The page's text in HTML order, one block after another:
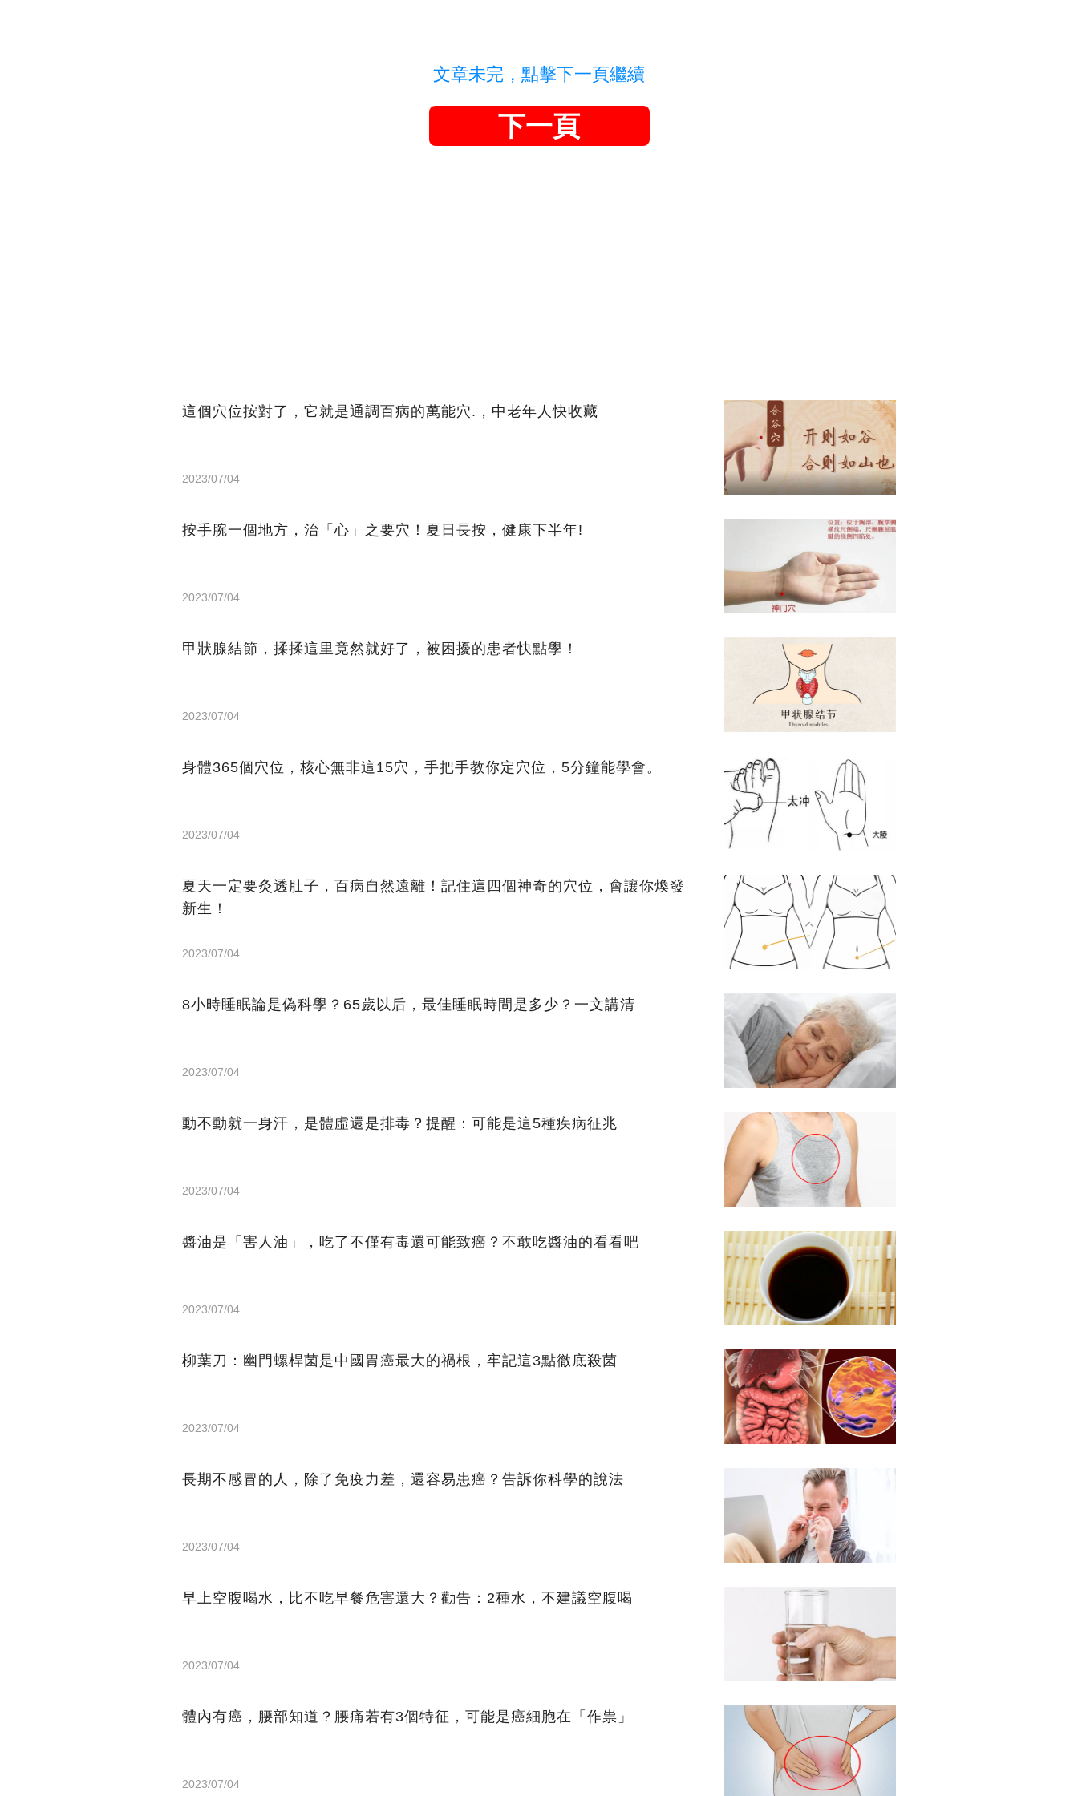
文章未完，點擊下一頁繼續
下一頁
這個穴位按對了，它就是通調百病的萬能穴.，中老年人快收藏
2023/07/04
按手腕一個地方，治「心」之要穴！夏日長按，健康下半年!
2023/07/04
甲狀腺結節，揉揉這里竟然就好了，被困擾的患者快點學！
2023/07/04
身體365個穴位，核心無非這15穴，手把手教你定穴位，5分鐘能學會。
2023/07/04
夏天一定要灸透肚子，百病自然遠離！記住這四個神奇的穴位，會讓你煥發
新生！
2023/07/04
8小時睡眠論是偽科學？65歲以后，最佳睡眠時間是多少？一文講清
2023/07/04
動不動就一身汗，是體虛還是排毒？提醒：可能是這5種疾病征兆
2023/07/04
醬油是「害人油」，吃了不僅有毒還可能致癌？不敢吃醬油的看看吧
2023/07/04
柳葉刀：幽門螺桿菌是中國胃癌最大的禍根，牢記這3點徹底殺菌
2023/07/04
長期不感冒的人，除了免疫力差，還容易患癌？告訴你科學的說法
2023/07/04
早上空腹喝水，比不吃早餐危害還大？勸告：2種水，不建議空腹喝
2023/07/04
體內有癌，腰部知道？腰痛若有3個特征，可能是癌細胞在「作祟」
2023/07/04